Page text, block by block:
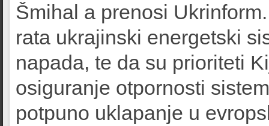
Šmihal a prenosi
rata ukrajinski energetski
napada, te da su prioriteti
osiguranje otpornosti
potpuno uklapanje u